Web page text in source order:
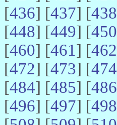
[436] [437] [438
[448] [449] [450
[460] [461] [462
[472] [473] [474
[484] [485] [486
[496] [497] [498